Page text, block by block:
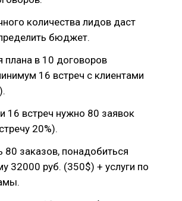
количества лидов даст
бюджет.
плана в 10 договоров
16 встреч с клиентами
16 встреч нужно 80 заявок
20%).
80 заказов, понадобиться
32000 руб. (350$) + услуги по